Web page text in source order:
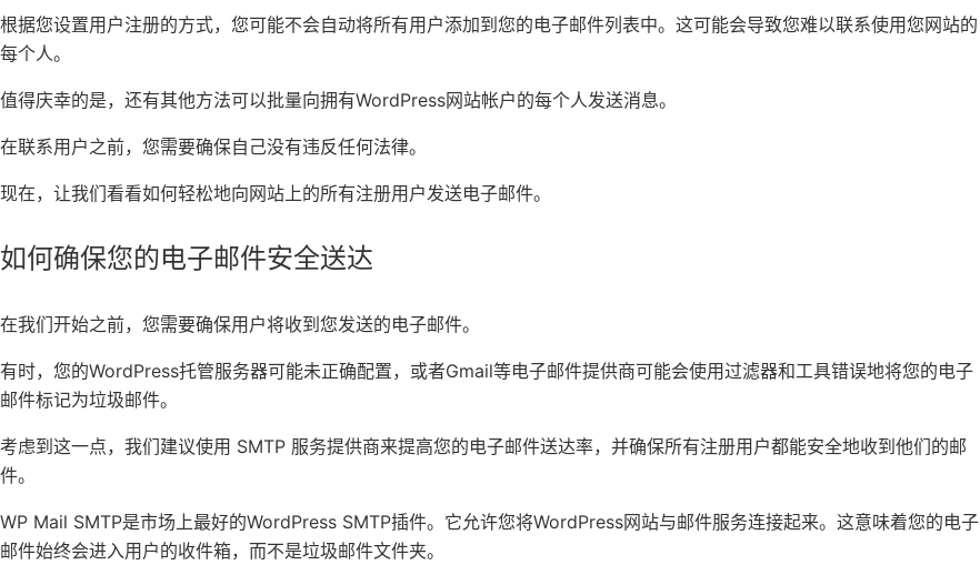
根据您设置用户注册的方式，您可能不会自动将所有用户添加到您的电子邮件列表中。这可能会导致您难以联系使用您网站的
每个人。
值得庆幸的是，还有其他方法可以批量向拥有WordPress网站帐户的每个人发送消息。
在联系用户之前，您需要确保自己没有违反任何法律。
现在，让我们看看如何轻松地向网站上的所有注册用户发送电子邮件。
如何确保您的电子邮件安全送达
在我们开始之前，您需要确保用户将收到您发送的电子邮件。
有时，您的WordPress托管服务器可能未正确配置，或者Gmail等电子邮件提供商可能会使用过滤器和工具错误地将您的电子
邮件标记为垃圾邮件。
考虑到这一点，我们建议使用 SMTP 服务提供商来提高您的电子邮件送达率，并确保所有注册用户都能安全地收到他们的邮
件。
WP Mail SMTP是市场上最好的WordPress SMTP插件。它允许您将WordPress网站与邮件服务连接起来。这意味着您的电子
邮件始终会进入用户的收件箱，而不是垃圾邮件文件夹。